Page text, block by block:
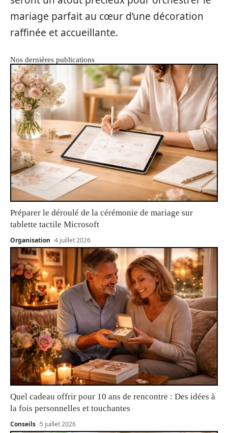
mariage parfait au cœur d’une décoration
raffinée et accueillante.
Nos dernières publications
Préparer le déroulé de la cérémonie de mariage sur
tablette tactile Microsoft
Organisation 4 juillet 2026
Quel cadeau offrir pour 10 ans de rencontre : Des idées à
la fois personnelles et touchantes
Conseils 5 juillet 2026